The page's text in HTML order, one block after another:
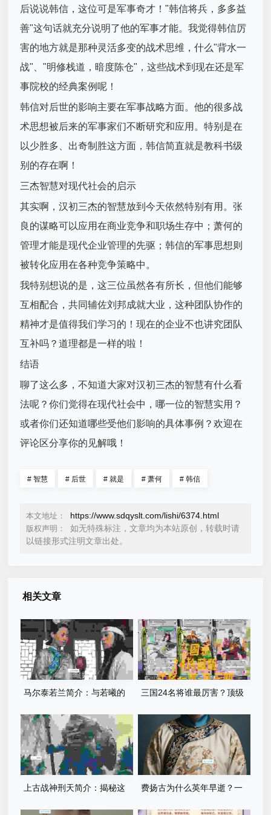
后说说韩信，这位可是军事奇才！"韩信将兵，多多益
善"这句话就充分说明了他的军事才能。我觉得韩信厉
害的地方就是那种灵活多变的战术思维，什么"背水一
战"、"明修栈道，暗度陈仓"，这些战术到现在还是军
事院校的经典案例呢！
韩信对后世的影响主要在军事战略方面。他的很多战
术思想被后来的军事家们不断研究和应用。特别是在
以少胜多、出奇制胜这方面，韩信简直就是教科书级
别的存在啊！
三杰智慧对现代社会的启示
其实啊，汉初三杰的智慧放到今天依然特别有用。张
良的谋略可以应用在商业竞争和职场生存中；萧何的
管理才能是现代企业管理的先驱；韩信的军事思想则
被转化应用在各种竞争策略中。
我特别想说的是，这三位虽然各有所长，但他们能够
互相配合，共同辅佐刘邦成就大业，这种团队协作的
精神才是值得我们学习的！现在的企业不也讲究团队
互补吗？道理都是一样的啦！
结语
聊了这么多，不知道大家对汉初三杰的智慧有什么看
法呢？你们觉得在现代社会中，哪一位的智慧实用？
或者你们还知道哪些受他们影响的具体事例？欢迎在
评论区分享你的见解哦！
# 智慧 # 后世 # 就是 # 萧何 # 韩信
本文地址： https://www.sdqyslt.com/lishi/6374.html
版权声明：
如无特殊标注，文章均为本站原创，转载时请
以链接形式注明文章出处。
相关文章
马尔泰若兰简介：与若曦的
三国24名将谁最厉害？顶级
上古战神刑天简介：揭秘这
费扬古为什么英年早逝？一